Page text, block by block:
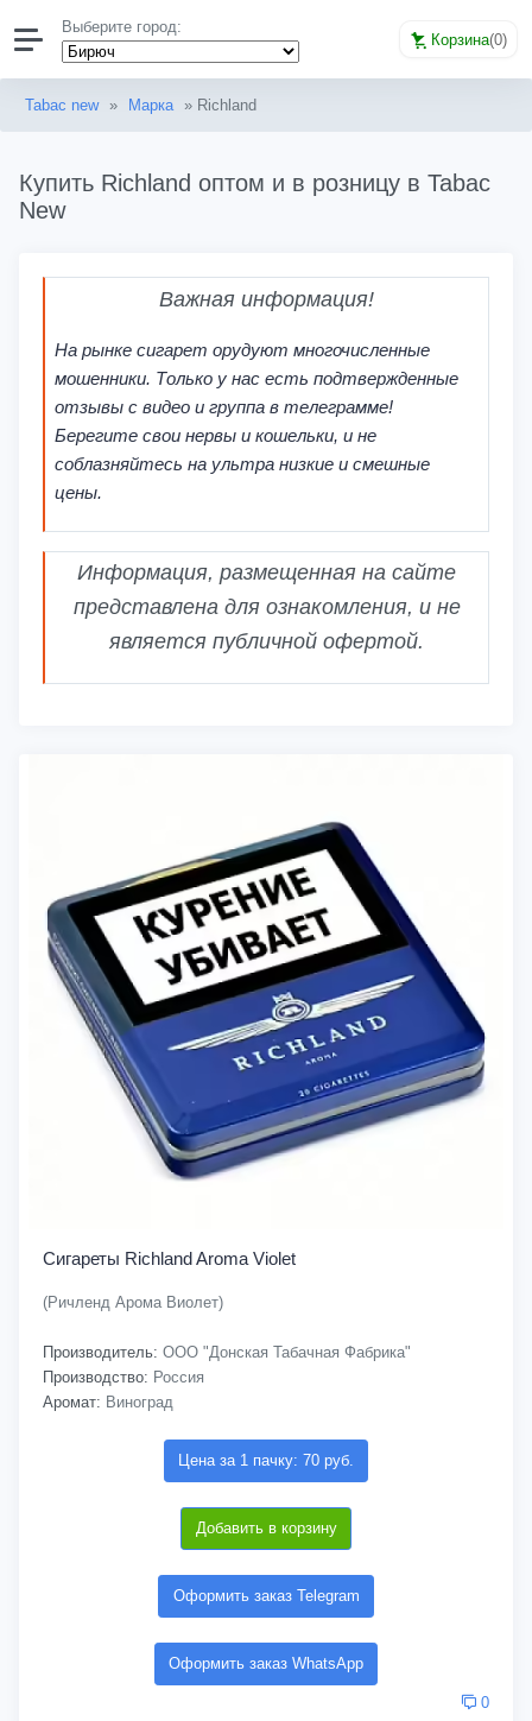
Выберите город:
Корзина(0)
Tabac new » Марка » Richland
Купить Richland оптом и в розницу в Tabac
New
Важная информация!
На рынке сигарет орудуют многочисленные
мошенники. Только у нас есть подтвержденные
отзывы с видео и группа в телеграмме!
Берегите свои нервы и кошельки, и не
соблазняйтесь на ультра низкие и смешные
цены.
Информация, размещенная на сайте
представлена для ознакомления, и не
является публичной офертой.
Сигареты Richland Aroma Violet
(Ричленд Арома Виолет)
Производитель: ООО "Донская Табачная Фабрика"
Производство: Россия
Аромат: Виноград
Цена за 1 пачку: 70 руб.
Добавить в корзину
Оформить заказ Telegram
Оформить заказ WhatsApp
0